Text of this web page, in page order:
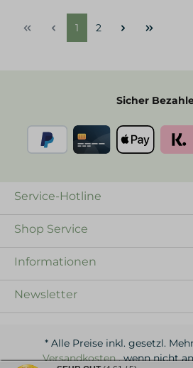
1 2
Sicher
Service-Hotline
Shop Service
Informationen
Newsletter
* Alle Preise inkl. gesetzl.
Versandkosten, wenn nicht